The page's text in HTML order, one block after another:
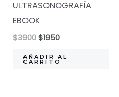
ULTRASONOGRAFÍA
EBOOK
$3900El
original
era:
$1950El
actual
AÑADIR AL
CARRITO